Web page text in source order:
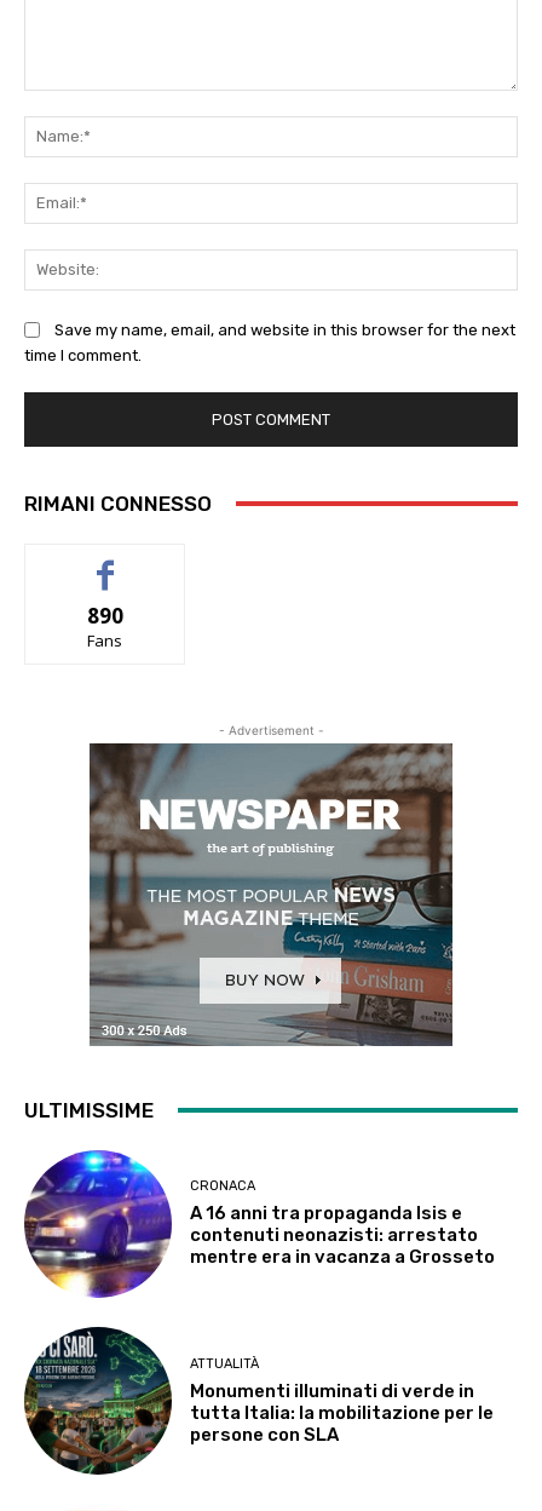
Save my name, email, and website in this browser for the next
time I comment.
RIMANI CONNESSO
890
Fans
- Advertisement -
ULTIMISSIME
CRONACA
A 16 anni tra propaganda Isis e
contenuti neonazisti: arrestato
mentre era in vacanza a Grosseto
ATTUALITÀ
Monumenti illuminati di verde in
tutta Italia: la mobilitazione per le
persone con SLA